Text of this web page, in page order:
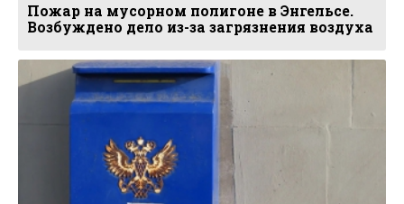
Пожар на мусорном полигоне в Энгельсе.
Возбуждено дело из-за загрязнения воздуха